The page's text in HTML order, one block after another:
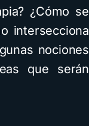
¿Cómo se
intersecciona
nociones
que serán